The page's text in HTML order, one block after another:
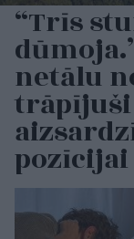
“Trīs
netālu
pozīcijai